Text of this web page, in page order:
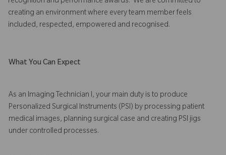
creating an environment where every team member feels
included, respected, empowered and recognised.
What You Can Expect
As an Imaging Technician I, your main duty is to produce
Personalized Surgical Instruments (PSI) by processing patient
medical images, planning surgical case and creating PSI jigs
under controlled processes.